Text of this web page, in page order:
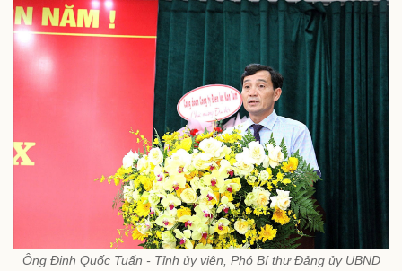
Ông Đinh Quốc Tuấn - Tỉnh ủy viên, Phó Bí thư Đảng ủy UBND